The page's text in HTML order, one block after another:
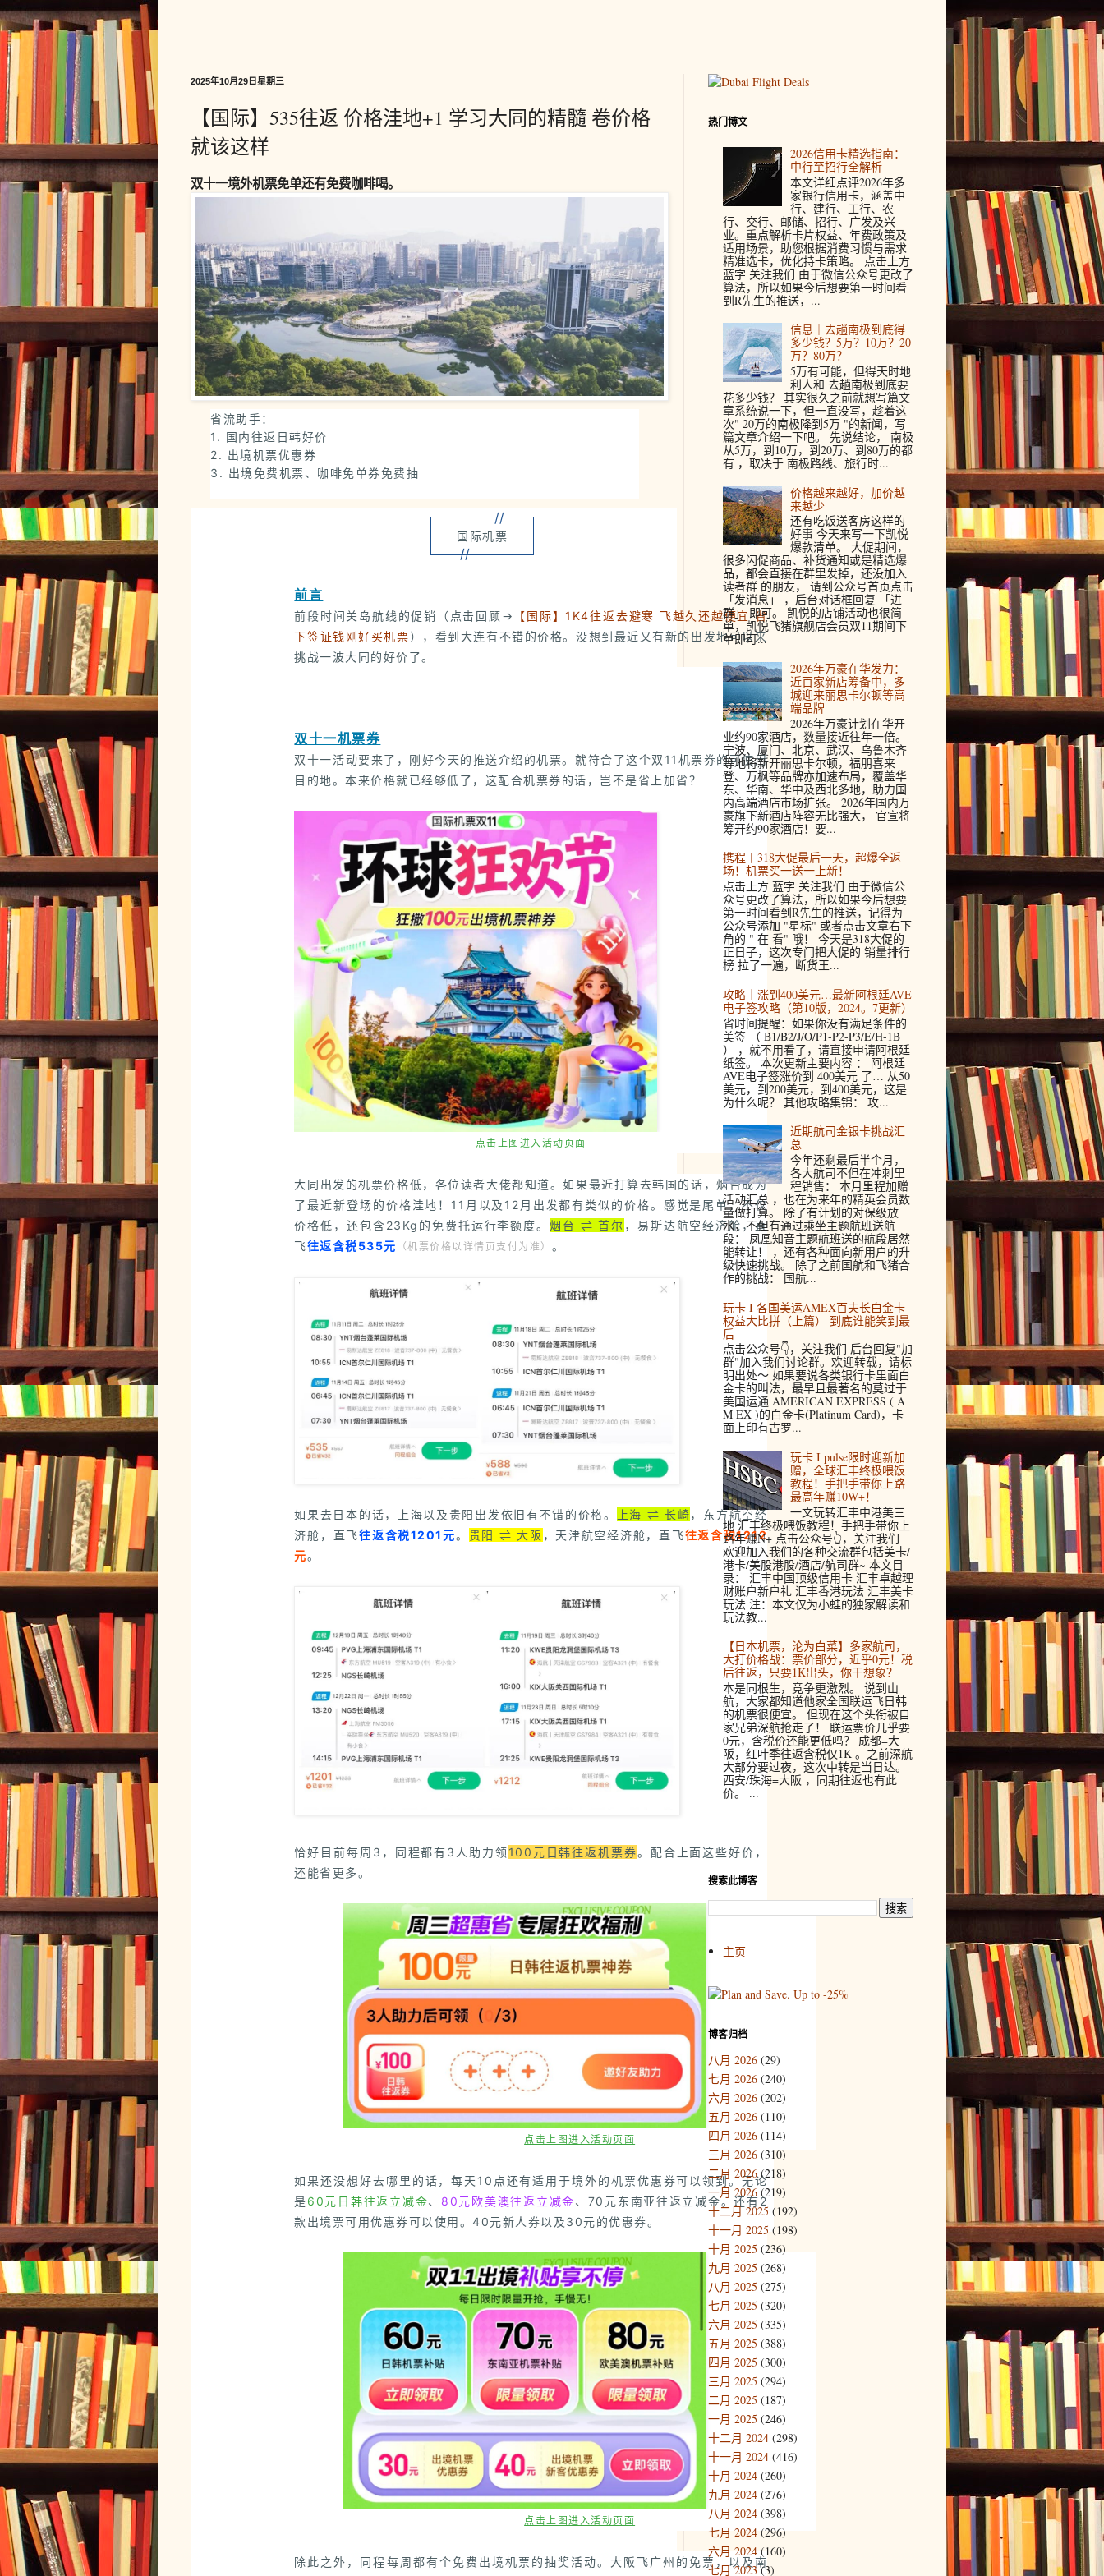
2025年10月29日星期三
【国际】535往返 价格洼地+1 学习大同的精髓 卷价格
就该这样
双十一境外机票免单还有免费咖啡喝。
省流助手：
1. 国内往返日韩好价
2. 出境机票优惠券
3. 出境免费机票、咖啡免单券免费抽
//
国际机票
//
前言
前段时间关岛航线的促销（点击回顾→
【国际】1K4往返去避寒 飞越久还越便宜 省
下签证钱刚好买机票），看到大连有不错的价格。没想到最近又有新的出发地可以来
挑战一波大同的好价了。
双十一机票券
双十一活动要来了，刚好今天的推送介绍的机票。就符合了这个双11机票券的可使用
目的地。本来价格就已经够低了，这配合机票券的话，岂不是省上加省？
点击上图进入活动页面
大同出发的机票价格低，各位读者大佬都知道。如果最近打算去韩国的话，烟台成为
了最近新登场的价格洼地！ 11月以及12月出发都有类似的价格。感觉是尾单，不仅
价格低，还包含23Kg的免费托运行李额度。烟台 ⇌ 首尔 ，易斯达航空经济舱，直
飞往返含税535元 （机票价格以详情页支付为准） 。
如果去日本的话，上海以及贵阳出发依旧有不错的价格。 上海 ⇌ 长崎，东方航空经
济舱，直飞往返含税1201元。 贵阳 ⇌ 大阪 ，天津航空经济舱，直飞往返含税1212
元。
恰好目前每周3，同程都有3人助力领100元日韩往返机票券。配合上面这些好价，
还能省更多。
点击上图进入活动页面
如果还没想好去哪里的话，每天10点还有适用于境外的机票优惠券可以领到。无论
是60元日韩往返立减金、 80元欧美澳往返立减金、70元东南亚往返立减金。还有2
款出境票可用优惠券可以使用。40元新人券以及30元的优惠券。
点击上图进入活动页面
除此之外，同程每周都有个免费出境机票的抽奖活动。大阪飞广州的免票，以及南
热门博文
2026信用卡精选指南：
中行至招行全解析
本文详细点评2026年多
家银行信用卡，涵盖中
行、建行、工行、农
行、交行、邮储、招行、广发及兴
业。重点解析卡片权益、年费政策及
适用场景，助您根据消费习惯与需求
精准选卡，优化持卡策略。 点击上方
蓝字 关注我们 由于微信公众号更改了
算法，所以如果今后想要第一时间看
到R先生的推送，...
信息｜去趟南极到底得
多少钱？5万？10万？20
万？80万？
5万有可能，但得天时地
利人和 去趟南极到底要
花多少钱？ 其实很久之前就想写篇文
章系统说一下，但一直没写，趁着这
次" 20万的南极降到5万 "的新闻，写
篇文章介绍一下吧。 先说结论， 南极
从5万，到10万，到20万、到80万的都
有 ，取决于 南极路线、旅行时...
价格越来越好，加价越
来越少
还有吃饭送客房这样的
好事 今天来写一下凯悦
爆款清单。 大促期间，
很多闪促商品、补货通知或是精选爆
品，都会直接在群里发掉，还没加入
读者群 的朋友， 请到公众号首页点击
「发消息」 ，后台对话框回复 「进
群」 即可。 凯悦的店铺活动也很简
单，凯悦飞猪旗舰店会员双11期间下
单即可...
2026年万豪在华发力：
近百家新店筹备中，多
城迎来丽思卡尔顿等高
端品牌
2026年万豪计划在华开
业约90家酒店，数量接近往年一倍。
宁波、厦门、北京、武汉、乌鲁木齐
等地将新开丽思卡尔顿，福朋喜来
登、万枫等品牌亦加速布局，覆盖华
东、华南、华中及西北多地，助力国
内高端酒店市场扩张。 2026年国内万
豪旗下新酒店阵容无比强大， 官宣将
筹开约90家酒店！要...
携程丨318大促最后一天，超爆全返
场！机票买一送一上新！
点击上方 蓝字 关注我们 由于微信公
众号更改了算法，所以如果今后想要
第一时间看到R先生的推送，记得为
公众号添加 "星标" 或者点击文章右下
角的 " 在 看" 哦！ 今天是318大促的
正日子，这次专门把大促的 销量排行
榜 拉了一遍，断货王...
攻略｜涨到400美元…最新阿根廷AVE
电子签攻略（第10版，2024。7更新）
省时间提醒：如果你没有满足条件的
美签 （ B1/B2/J/O/P1-P2-P3/E/H-1B
） ，就不用看了，请直接申请阿根廷
纸签。 本次更新主要内容 ： 阿根廷
AVE电子签涨价到 400美元 了… 从50
美元，到200美元，到400美元，这是
为什么呢？ 其他攻略集锦： 攻...
近期航司金银卡挑战汇
总
今年还剩最后半个月，
各大航司不但在冲刺里
程销售： 本月里程加赠
活动汇总 ，也在为来年的精英会员数
量做打算。 除了有计划的对保级放
水，不但有通过乘坐主题航班送航
段： 凤凰知音主题航班送的航段居然
能转让！ ，还有各种面向新用户的升
级快速挑战。 除了之前国航和飞猪合
作的挑战： 国航...
玩卡 I 各国美运AMEX百夫长白金卡
权益大比拼（上篇） 到底谁能笑到最
后
点击公众号👇，关注我们 后台回复"加
群"加入我们讨论群。欢迎转载，请标
明出处～ 如果要说各类银行卡里面白
金卡的叫法，最早且最著名的莫过于
美国运通 AMERICAN EXPRESS ( A
M EX )的白金卡(Platinum Card)，卡
面上印有古罗...
玩卡 I pulse限时迎新加
赠，全球汇丰终极喂饭
教程！手把手带你上路
最高年赚10W+！
一文玩转汇丰中港美三
地 汇丰终极喂饭教程！手把手带你上
路年赚N+ 点击公众号👆，关注我们
欢迎加入我们的各种交流群包括美卡/
港卡/美股港股/酒店/航司群~ 本文目
录： 汇丰中国顶级信用卡 汇丰卓越理
财账户新户礼 汇丰香港玩法 汇丰美卡
玩法 注：本文仅为小蛙的独家解读和
玩法教...
【日本机票，沦为白菜】多家航司，
大打价格战：票价部分，近乎0元！税
后往返，只要1K出头，你干想象？
本是同根生，竞争更激烈。 说到山
航，大家都知道他家全国联运飞日韩
的机票很便宜。 但现在这个头衔被自
家兄弟深航抢走了！ 联运票价几乎要
0元，含税价还能更低吗？ 成都=大
阪，红叶季往返含税仅1K 。之前深航
大部分要过夜，这次中转是当日达。
西安/珠海=大阪 ，同期往返也有此
价。 ...
搜索此博客
主页
博客归档
八月 2026 (29)
七月 2026 (240)
六月 2026 (202)
五月 2026 (110)
四月 2026 (114)
三月 2026 (310)
二月 2026(218)
一月 2026 (219)
十二月 2025 (192)
十一月 2025 (198)
十月 2025 (236)
九月 2025 (268)
八月 2025 (275)
七月 2025 (320)
六月 2025 (335)
五月 2025 (388)
四月 2025 (300)
三月 2025 (294)
二月 2025 (187)
一月 2025 (246)
十二月 2024 (298)
十一月 2024 (416)
十月 2024 (260)
九月 2024 (276)
八月 2024 (398)
七月 2024 (296)
六月 2024 (160)
七月 2023(3)